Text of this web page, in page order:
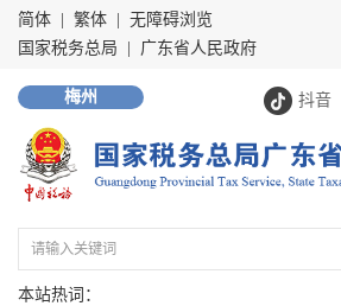
简体 繁体
无障碍浏览
国家税务总局
广东省人民政府
抖音
梅州
本站热词：